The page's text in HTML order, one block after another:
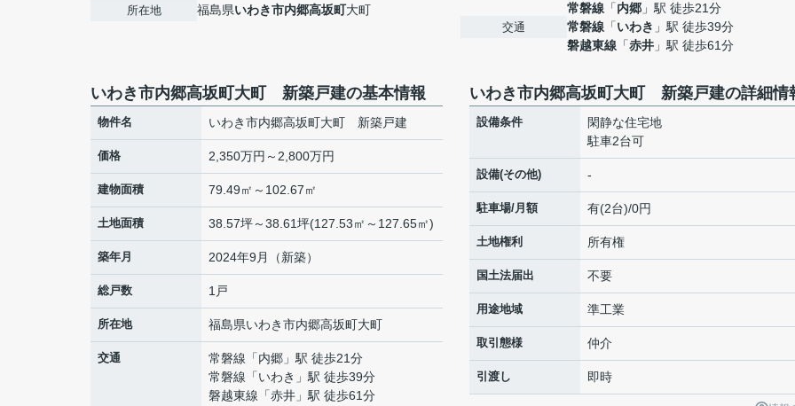
所在地 福島県いわき市内郷高坂町大町
交通
常磐線 「内郷 」駅 徒歩21分
常磐線 「いわき 」駅 徒歩39分
磐越東線 「赤井 」駅 徒歩61分
いわき市内郷高坂町大町 新築戸建の基本情報
物件名 いわき市内郷高坂町大町 新築戸建
価格 2,350万円～2,800万円
建物面積 79.49㎡～102.67㎡
土地面積 38.57坪～38.61坪(127.53㎡～127.65㎡)
築年月 2024年9月（新築）
総戸数 1戸
所在地 福島県いわき市内郷高坂町大町
交通 常磐線 「内郷 」駅 徒歩21分
常磐線 「いわき 」駅 徒歩39分
磐越東線 「赤井 」駅 徒歩61分
いわき市内郷高坂町大町 新築戸建の詳細情
設備条件
閑静な住宅地
駐車2台可
設備(その他) -
駐車場/月額 有(2台)/0円
土地権利 所有権
国土法届出 不要
用途地域 準工業
取引態様 仲介
引渡し 即時